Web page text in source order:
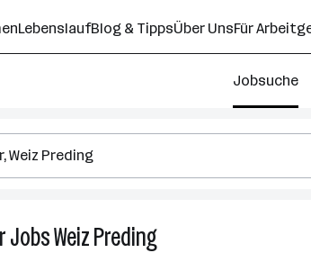
LebenslaufBlog & TippsÜber UnsFür
Jobsuche
JobsWeiz Preding30
Projekt